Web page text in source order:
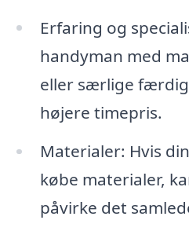
Erfaring og
handyman med
eller særlige
højere timepris.
Materialer: Hvis
købe materialer,
påvirke det